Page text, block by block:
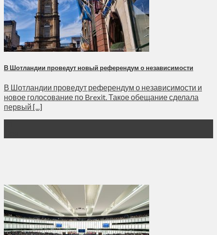
В Шотландии проведут новый референдум о независимости
В Шотландии проведут референдум о независимости и
новое голосование по Brexit. Такое обещание сделала
первый [...]